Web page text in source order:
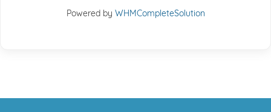
Powered by WHMCompleteSolution